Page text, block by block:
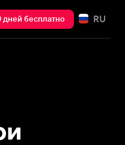
бесплатно RU